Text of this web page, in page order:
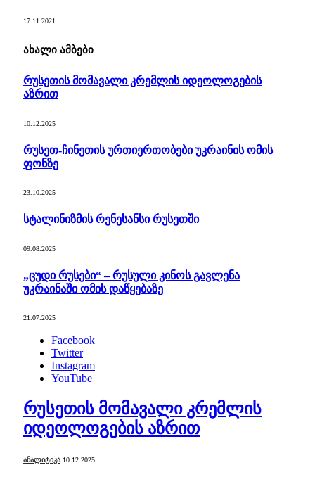
17.11.2021
ახალი ამბები
რუსეთის მომავალი კრემლის იდეოლოგების
აზრით
10.12.2025
რუსეთ-ჩინეთის ურთიერთობები უკრაინის ომის
ფონზე
23.10.2025
სტალინიზმის რენესანსი რუსეთში
09.08.2025
„ცუდი რუსები“ – რუსული კინოს გავლენა
უკრაინაში ომის დაწყებაზე
21.07.2025
Facebook
Twitter
Instagram
YouTube
რუსეთის მომავალი კრემლის
იდეოლოგების აზრით
ᲐᲜᲐᲚᲘᲢᲘᲙᲐ 10.12.2025